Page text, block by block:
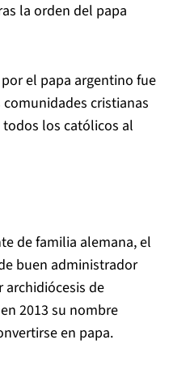
la orden del papa
el papa argentino fue
cristianas
todos los católicos al
de familia alemana, el
buen administrador
de
2013 su nombre
en papa.